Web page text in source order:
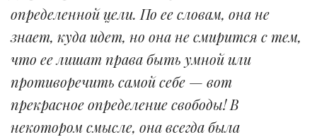
определенной цели. По ее словам, она не
знает, куда идет, но она не смирится с тем,
что ее лишат права быть умной или
противоречить самой себе — вот
прекрасное определение свободы! В
некотором смысле, она всегда была